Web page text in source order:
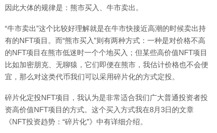
因此大体的规律是：熊市买入、牛市卖出。
“牛市卖出”这个比较好理解就是在牛市快接近高潮的时候卖出持
有的NFT项目。而“熊市买入”则有两种方式：一种是对价格不高
的NFT项目在熊市低迷时一个个地买入；但某些高价值NFT项目
比如加密朋克、无聊猿，它们即便在熊市，我估计价格也不会便
宜，那么对这类代币我们可以采用碎片化的方式定投。
碎片化定投NFT项目，我认为是非常适合我们广大普通投资者投
资高价值NFT项目的方式。这个买入方式我在8月3日的文章
《NFT投资趋势：“碎片化”》中有详细介绍。